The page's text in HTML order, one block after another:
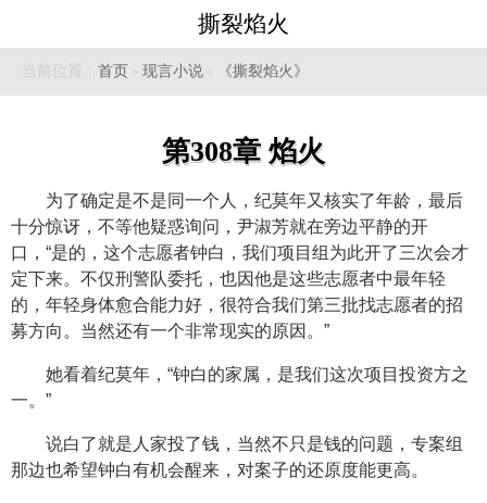
撕裂焰火
当前位置： 首页 › 现言小说 › 《撕裂焰火》
第308章 焰火
为了确定是不是同一个人，纪莫年又核实了年龄，最后
十分惊讶，不等他疑惑询问，尹淑芳就在旁边平静的开
口，“是的，这个志愿者钟白，我们项目组为此开了三次会才
定下来。不仅刑警队委托，也因他是这些志愿者中最年轻
的，年轻身体愈合能力好，很符合我们第三批找志愿者的招
募方向。当然还有一个非常现实的原因。”
她看着纪莫年，“钟白的家属，是我们这次项目投资方之
一。”
说白了就是人家投了钱，当然不只是钱的问题，专案组
那边也希望钟白有机会醒来，对案子的还原度能更高。